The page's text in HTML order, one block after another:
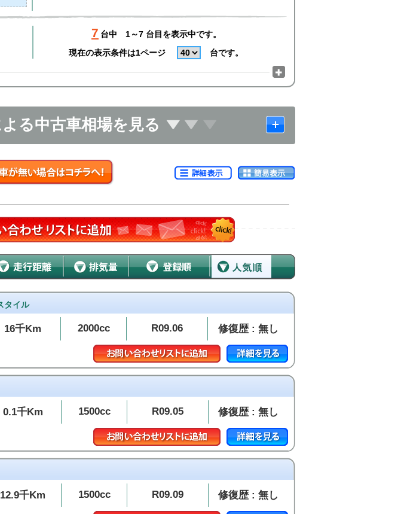
7 台中
1～7 台目を表示中です。
現在の表示条件は1ページ
台です。
る中古車相場を見る
タイル
16千Km 2000cc R09.06 修復歴 : 無し
0.1千Km 1500cc R09.05 修復歴 : 無し
12.9千Km 1500cc R09.09 修復歴 : 無し